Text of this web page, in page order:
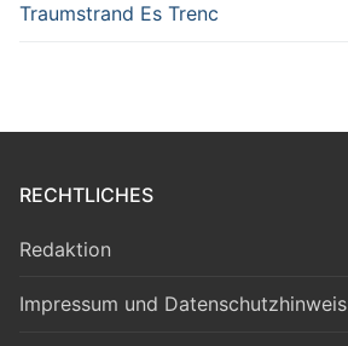
Traumstrand Es Trenc
RECHTLICHES
Redaktion
Impressum und Datenschutzhinweis